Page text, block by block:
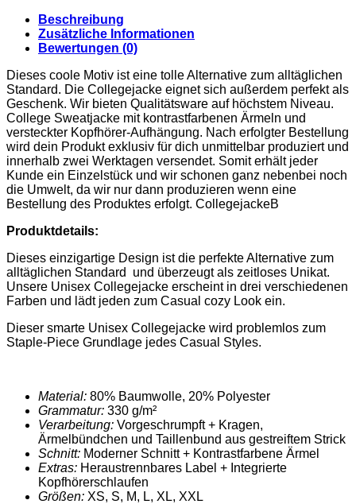
Beschreibung
Zusätzliche Informationen
Bewertungen (0)
Dieses coole Motiv ist eine tolle Alternative zum alltäglichen
Standard. Die Collegejacke eignet sich außerdem perfekt als
Geschenk. Wir bieten Qualitätsware auf höchstem Niveau.
College Sweatjacke mit kontrastfarbenen Ärmeln und
versteckter Kopfhörer-Aufhängung. Nach erfolgter Bestellung
wird dein Produkt exklusiv für dich unmittelbar produziert und
innerhalb zwei Werktagen versendet. Somit erhält jeder
Kunde ein Einzelstück und wir schonen ganz nebenbei noch
die Umwelt, da wir nur dann produzieren wenn eine
Bestellung des Produktes erfolgt. CollegejackeB
Produktdetails:
Dieses einzigartige Design ist die perfekte Alternative zum
alltäglichen Standard und überzeugt als zeitloses Unikat.
Unsere Unisex Collegejacke erscheint in drei verschiedenen
Farben und lädt jeden zum Casual cozy Look ein.
Dieser smarte Unisex Collegejacke wird problemlos zum
Staple-Piece Grundlage jedes Casual Styles.
Material: 80% Baumwolle, 20% Polyester
Grammatur: 330 g/m²
Verarbeitung: Vorgeschrumpft + Kragen,
Ärmelbündchen und Taillenbund aus gestreiftem Strick
Schnitt: Moderner Schnitt + Kontrastfarbene Ärmel
Extras: Heraustrennbares Label + Integrierte
Kopfhörerschlaufen
Größen: XS, S, M, L, XL, XXL